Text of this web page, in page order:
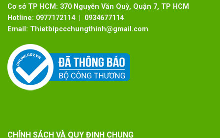
Cơ sở TP HCM: 370 Nguyễn Văn Quỳ, Quận 7, TP HCM
Hotline: 0977172114 | 0934677114
Email: Thietbipccchungthinh@gmail.com
CHÍNH SÁCH VÀ QUY ĐỊNH CHUNG